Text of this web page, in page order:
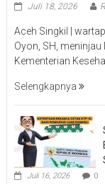
Juli 18, 2026
Aceh Singkil |
Oyon, SH,
Kementerian
Selengkapnya
Juli 16, 2026 0